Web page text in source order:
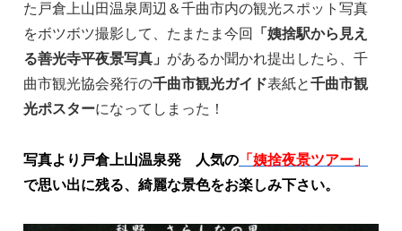
た戸倉上山田温泉周辺＆千曲市内の観光スポット写真
をボツボツ撮影して、たまたま今回
「姨捨駅から見え
る善光寺平夜景写真」 があるか聞かれ提出したら、千
曲市観光協会発行の千曲市観光ガイド表紙と千曲市観
光ポスターになってしまった！
写真より戸倉上山温泉発 人気の 「姨捨夜景ツアー」
で思い出に残る、綺麗な景色をお楽しみ下さい。